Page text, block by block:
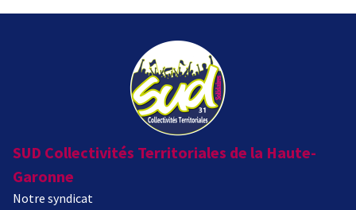
SUD Collectivités Territoriales de la Haute-
Garonne
Notre syndicat